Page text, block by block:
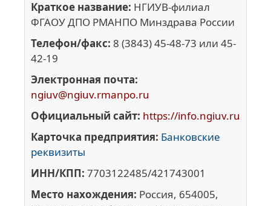
Краткое название: НГИУВ-филиал
ФГАОУ ДПО РМАНПО Минздрава России
Телефон/факс: 8 (3843) 45-48-73 или 45-
42-19
Электронная почта:
ngiuv@ngiuv.rmanpo.ru
Официальный сайт: https://info.ngiuv.ru
Карточка предприятия: Банковские
реквизиты
ИНН/КПП: 7703122485/421743001
Место нахождения: Россия, 654005,